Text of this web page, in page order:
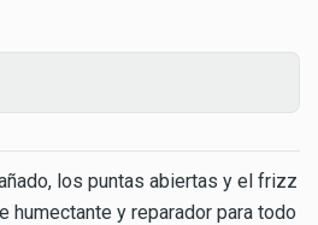
los puntas abiertas y el frizz
humectante y reparador para todo